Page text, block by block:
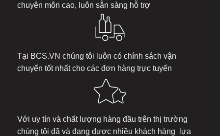
chuyên môn cao, luôn sẵn sàng hỗ trợ
Tại BCS.VN chúng tôi luôn có chính sách vận
chuyển tốt nhất cho các đơn hàng trực tuyến
Với uy tín và chất lượng hàng đầu trên thị trường
chúng tôi đã và đang được nhiều khách hàng lựa